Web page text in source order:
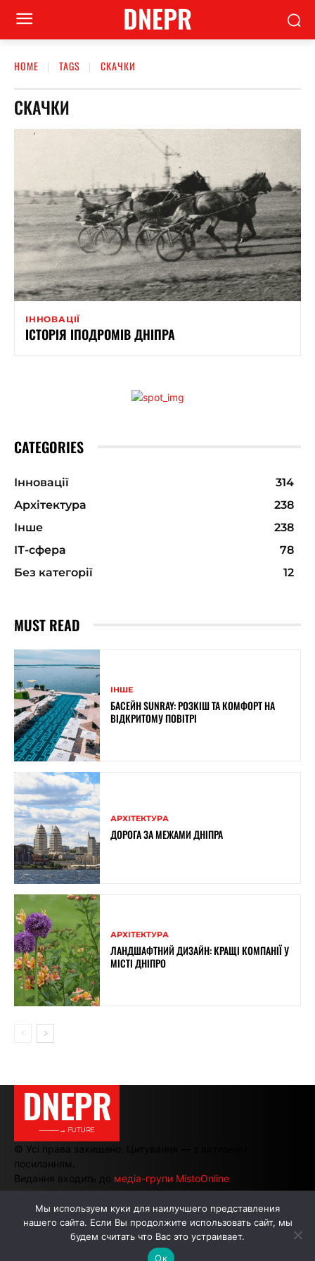
DNEPR
HOME TAGS СКАЧКИ
СКАЧКИ
ІННОВАЦІЇ
ІСТОРІЯ ІПОДРОМІВ ДНІПРА
CATEGORIES
Інновації
314
Архітектура
238
Інше
238
ІТ-сфера
78
Без категорії
12
MUST READ
ІНШЕ
БАСЕЙН SUNRAY: РОЗКІШ ТА КОМФОРТ НА
ВІДКРИТОМУ ПОВІТРІ
АРХІТЕКТУРА
ДОРОГА ЗА МЕЖАМИ ДНІПРА
АРХІТЕКТУРА
ЛАНДШАФТНИЙ ДИЗАЙН: КРАЩІ КОМПАНІЇ У
МІСТІ ДНІПРО
DNEPR
———→ FUTURE
© Усі права захищено. Цитування — з активним
посиланням.
Видання входить до медіа-групи MistoOnline
АВТОРИ РЕКЛАМА НА САЙТІ
Мы используем куки для наилучшего представления
нашего сайта. Если Вы продолжите использовать сайт, мы
будем считать что Вас это устраивает.
Ок